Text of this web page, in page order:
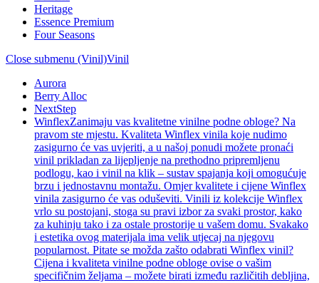
Heritage
Essence Premium
Four Seasons
Close submenu (Vinil)Vinil
Aurora
Berry Alloc
NextStep
WinflexZanimaju vas kvalitetne vinilne podne obloge? Na
pravom ste mjestu. Kvaliteta Winflex vinila koje nudimo
zasigurno će vas uvjeriti, a u našoj ponudi možete pronaći
vinil prikladan za lijepljenje na prethodno pripremljenu
podlogu, kao i vinil na klik – sustav spajanja koji omogućuje
brzu i jednostavnu montažu. Omjer kvalitete i cijene Winflex
vinila zasigurno će vas oduševiti. Vinili iz kolekcije Winflex
vrlo su postojani, stoga su pravi izbor za svaki prostor, kako
za kuhinju tako i za ostale prostorije u vašem domu. Svakako
i estetika ovog materijala ima velik utjecaj na njegovu
popularnost. Pitate se možda zašto odabrati Winflex vinil?
Cijena i kvaliteta vinilne podne obloge ovise o vašim
specifičnim željama – možete birati između različitih debljina,